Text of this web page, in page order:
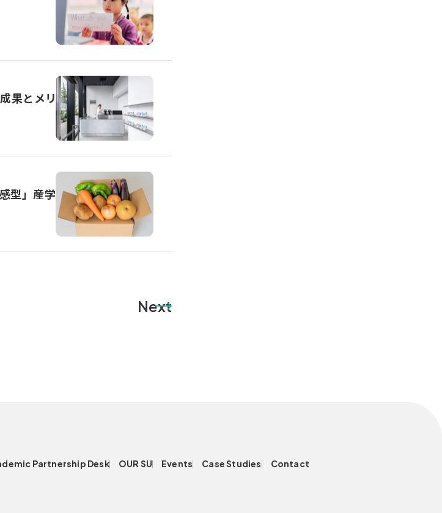
果とメリットに迫る
型」産学連携のあり方
Next
Partnership Desk OUR SU Events Case Studies Contact